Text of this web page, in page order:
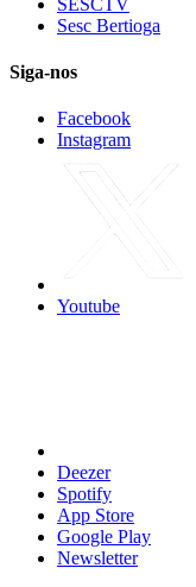
Sesc Bertioga
Siga-nos
Facebook
Instagram
Youtube
Deezer
Spotify
App Store
Google Play
Newsletter